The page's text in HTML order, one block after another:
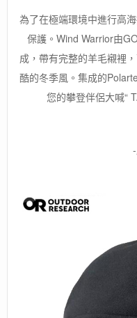
為了在極端環境中進行高
保護。Wind Warrior由
成，帶有完整的羊毛襯裡
酷的冬季風。集成的
您的攀登伴侶大喊“